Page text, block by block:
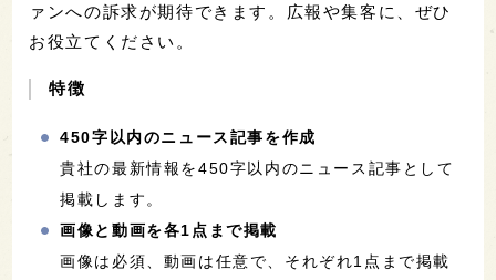
ァンへの訴求が期待できます。広報や集客に、ぜひ
お役立てください。
特徴
450字以内のニュース記事を作成
貴社の最新情報を450字以内のニュース記事として
掲載します。
画像と動画を各1点まで掲載
画像は必須、動画は任意で、それぞれ1点まで掲載